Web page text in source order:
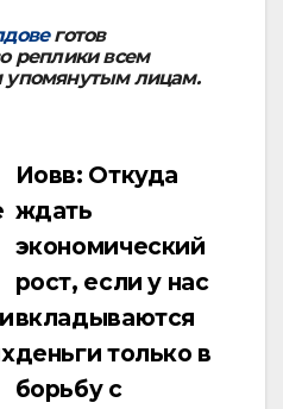
готов
реплики всем
упомянутым лицам.
Иовв: Откуда
ждать
экономический
рост, если у нас
вкладываются
деньги только в
борьбу с